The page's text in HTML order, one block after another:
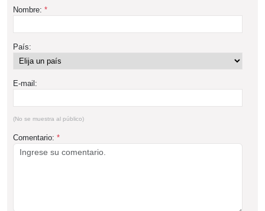
Nombre: *
País:
E-mail:
(No se muestra al público)
Comentario: *